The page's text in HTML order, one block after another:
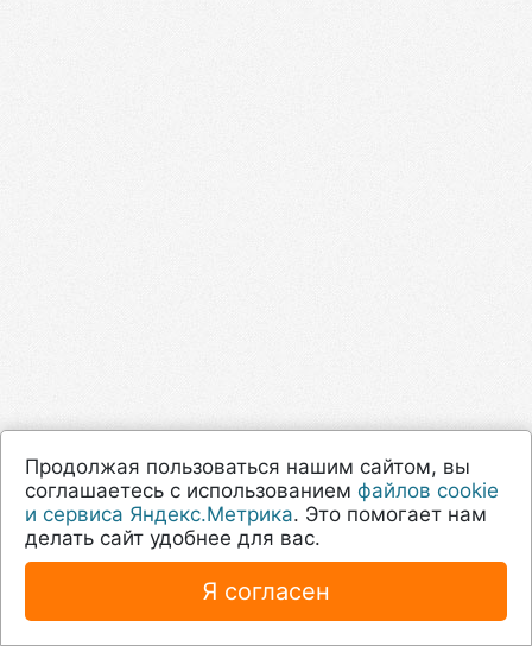
Продолжая пользоваться нашим сайтом, вы
соглашаетесь с использованием файлов cookie
и сервиса Яндекс.Метрика. Это помогает нам
делать сайт удобнее для вас.
Я согласен